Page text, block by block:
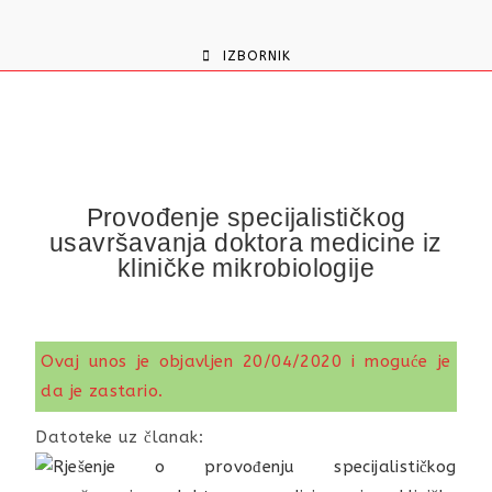
IZBORNIK
Provođenje specijalističkog
usavršavanja doktora medicine iz
kliničke mikrobiologije
Ovaj unos je objavljen 20/04/2020 i moguće je
da je zastario.
Datoteke uz članak: